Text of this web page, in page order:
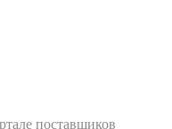
поставщиков